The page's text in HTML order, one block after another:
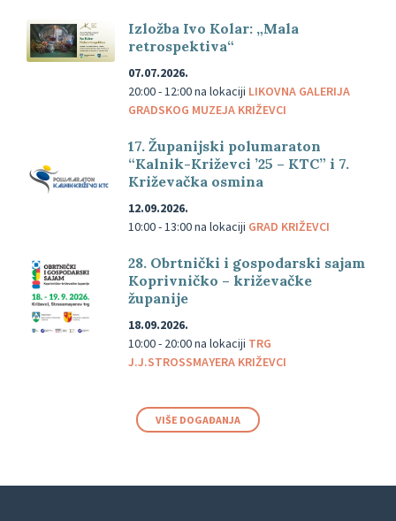
Izložba Ivo Kolar: „Mala
retrospektiva“
07.07.2026.
20:00 - 12:00na lokaciji LIKOVNA GALERIJA
GRADSKOG MUZEJA KRIŽEVCI
17. Županijski polumaraton
“Kalnik-Križevci ’25 – KTC” i 7.
Križevačka osmina
12.09.2026.
10:00 - 13:00na lokaciji GRAD KRIŽEVCI
28. Obrtnički i gospodarski sajam
Koprivničko – križevačke
županije
18.09.2026.
10:00 - 20:00na lokaciji TRG
J.J.STROSSMAYERA KRIŽEVCI
VIŠE DOGAĐANJA